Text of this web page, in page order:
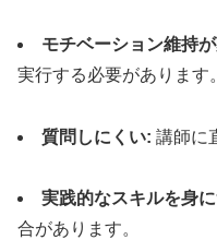
モチベーション維持
実行する必要があります。
質問しにくい: 講師に
実践的なスキルを身
合があります。